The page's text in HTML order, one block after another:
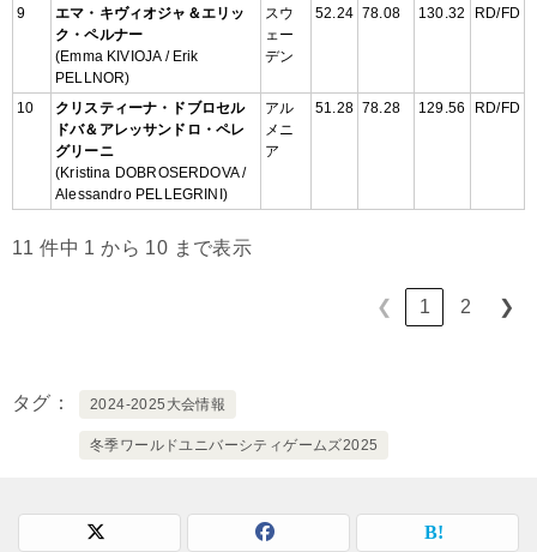
9
エマ・キヴィオジャ＆エリッ
ク・ペルナー
(Emma KIVIOJA / Erik
PELLNOR)
スウ
ェー
デン
52.24 78.08 130.32 RD/FD
10
クリスティーナ・ドブロセル
ドバ＆アレッサンドロ・ペレ
グリーニ
(Kristina DOBROSERDOVA /
Alessandro PELLEGRINI)
アル
メニ
ア
51.28 78.28 129.56 RD/FD
11 件中 1 から 10 まで表示
❮ 1 2 ❯
タグ 2024-2025大会情報
冬季ワールドユニバーシティゲームズ2025